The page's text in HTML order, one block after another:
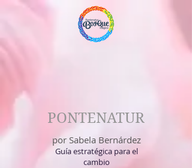
PONTENATUR
por Sabela Bernárdez
Guía estratégica para el
cambio